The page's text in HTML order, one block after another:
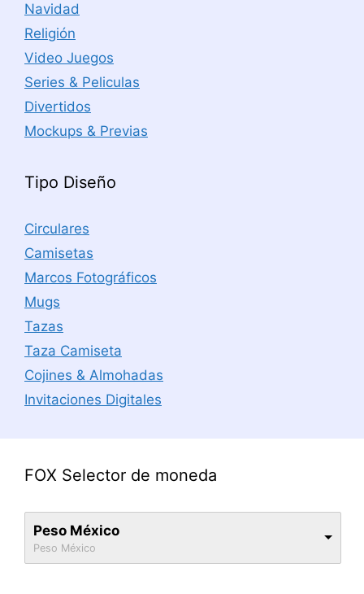
Navidad
Religión
Video Juegos
Series & Peliculas
Divertidos
Mockups & Previas
Tipo Diseño
Circulares
Camisetas
Marcos Fotográficos
Mugs
Tazas
Taza Camiseta
Cojines & Almohadas
Invitaciones Digitales
FOX Selector de moneda
Peso México
Peso México